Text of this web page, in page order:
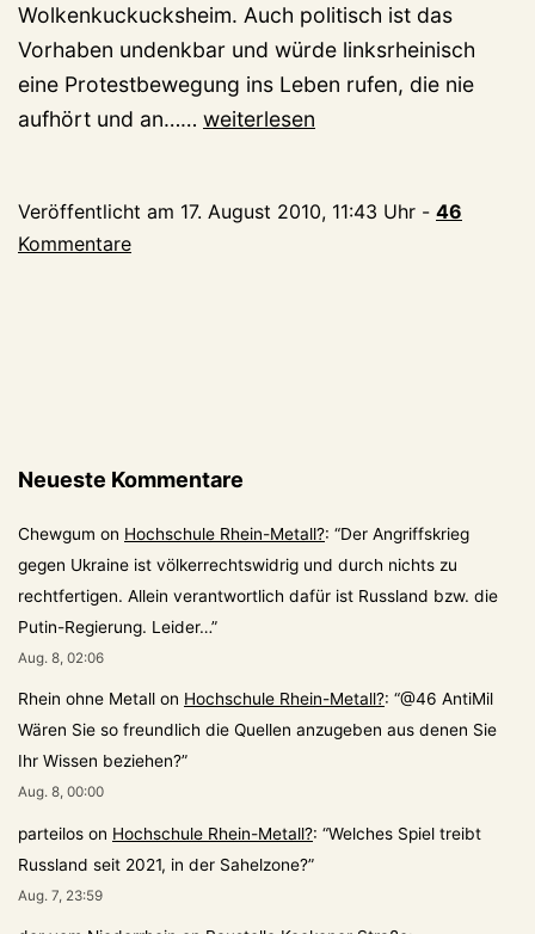
Wolkenkuckucksheim. Auch politisch ist das
Vorhaben undenkbar und würde linksrheinisch
eine Protestbewegung ins Leben rufen, die nie
aufhört und an…… Irreal.
Utopie.
weiterlesen
Veröffentlicht am 17. August 2010, 11:43 Uhr - 46
Kommentare
Neueste Kommentare
Chewgum on Hochschule Rhein-Metall?: “Der Angriffskrieg
gegen Ukraine ist völkerrechtswidrig und durch nichts zu
rechtfertigen. Allein verantwortlich dafür ist Russland bzw. die
Putin-Regierung. Leider…”
Aug. 8, 02:06
Rhein ohne Metall on Hochschule Rhein-Metall?: “@46 AntiMil
Wären Sie so freundlich die Quellen anzugeben aus denen Sie
Ihr Wissen beziehen?”
Aug. 8, 00:00
parteilos on Hochschule Rhein-Metall?: “Welches Spiel treibt
Russland seit 2021, in der Sahelzone?”
Aug. 7, 23:59